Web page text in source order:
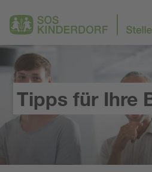
Tipps für Ihre